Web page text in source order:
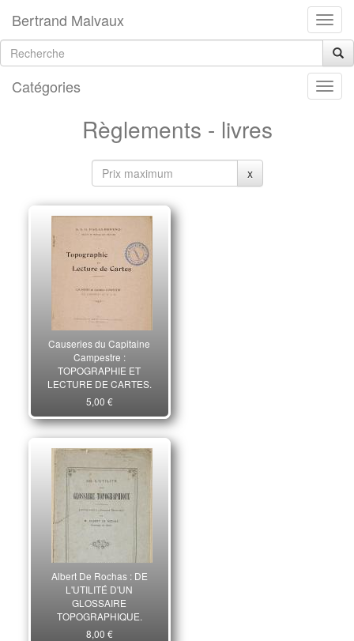
Bertrand Malvaux
Catégories
Règlements - livres
x
Causeries du Capitaine
Campestre :
TOPOGRAPHIE ET
LECTURE DE CARTES.
5,00 €
Albert De Rochas : DE
L'UTILITÉ D'UN
GLOSSAIRE
TOPOGRAPHIQUE.
8,00 €